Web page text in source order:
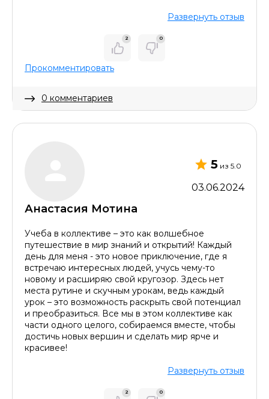
Развернуть отзыв
2 0
Прокомментировать
0 комментариев
5из 5.0
03.06.2024
Анастасия Мотина
Учеба в коллективе – это как волшебное
путешествие в мир знаний и открытий! Каждый
день для меня - это новое приключение, где я
встречаю интересных людей, учусь чему-то
новому и расширяю свой кругозор. Здесь нет
места рутине и скучным урокам, ведь каждый
урок – это возможность раскрыть свой потенциал
и преобразиться. Все мы в этом коллективе как
части одного целого, собираемся вместе, чтобы
достичь новых вершин и сделать мир ярче и
красивее!
Развернуть отзыв
2 0